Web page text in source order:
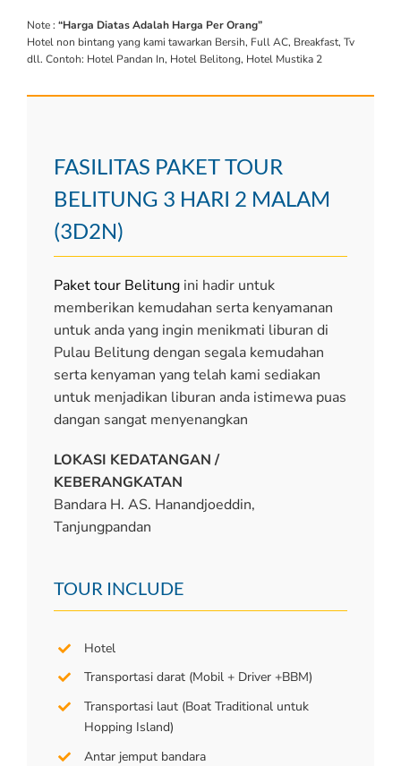
Note : “Harga Diatas Adalah Harga Per Orang”
Hotel non bintang yang kami tawarkan Bersih, Full AC, Breakfast, Tv
dll. Contoh: Hotel Pandan In, Hotel Belitong, Hotel Mustika 2
FASILITAS PAKET TOUR
BELITUNG 3 HARI 2 MALAM
(3D2N)
Paket tour Belitung ini hadir untuk
memberikan kemudahan serta kenyamanan
untuk anda yang ingin menikmati liburan di
Pulau Belitung dengan segala kemudahan
serta kenyaman yang telah kami sediakan
untuk menjadikan liburan anda istimewa puas
dangan sangat menyenangkan
LOKASI KEDATANGAN /
KEBERANGKATAN
Bandara H. AS. Hanandjoeddin,
Tanjungpandan
TOUR INCLUDE
Hotel
Transportasi darat (Mobil + Driver +BBM)
Transportasi laut (Boat Traditional untuk
Hopping Island)
Antar jemput bandara